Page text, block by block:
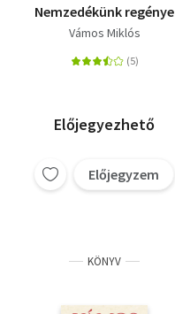
Nemzedékünk regénye
Vámos Miklós
Előjegyezhető
Előjegyzem
KÖNYV